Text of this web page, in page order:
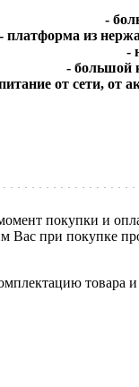
-
- платформа из
-
- большой
от сети, от
покупки и
Вас при покупке
товара и